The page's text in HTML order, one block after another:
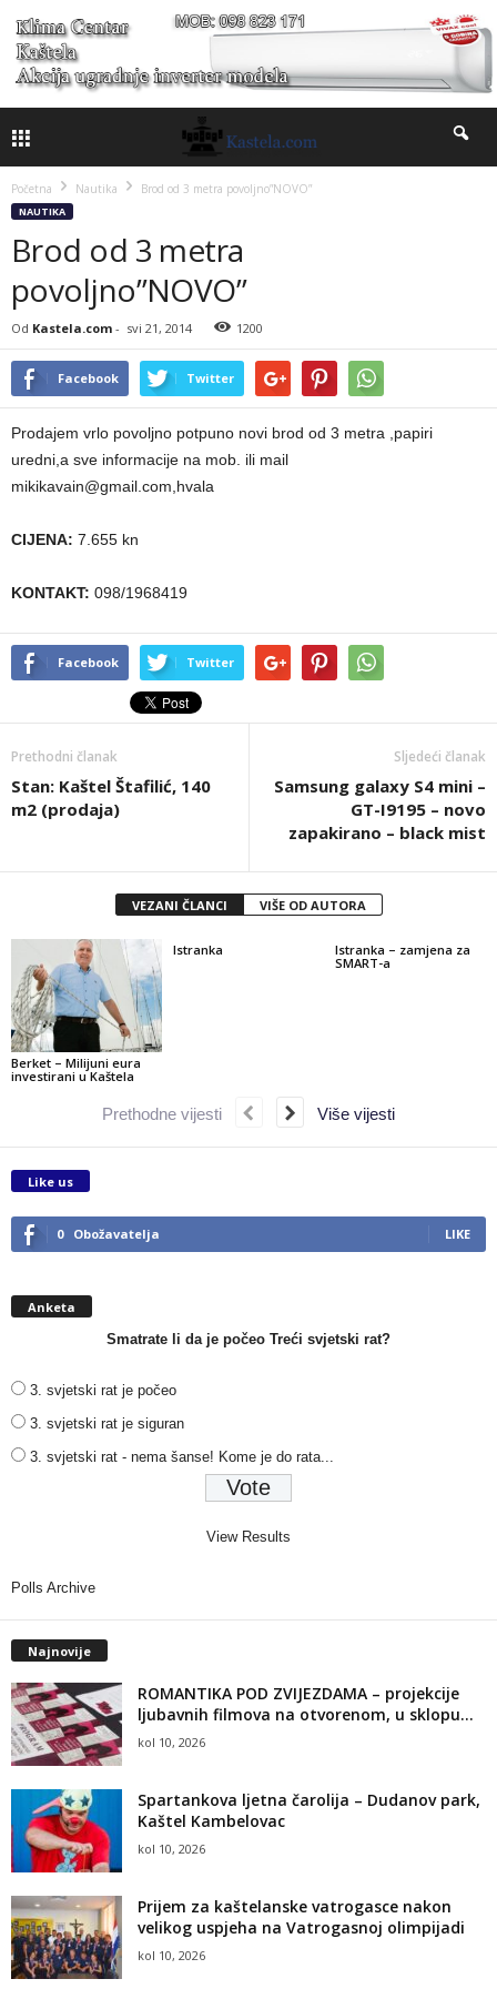
Početna Nautika Brod od 3 metra povoljno”NOVO”
NAUTIKA
Brod od 3 metra
povoljno”NOVO”
Od Kastela.com - svi 21, 2014 1200
Facebook Twitter
Prodajem vrlo povoljno potpuno novi brod od 3 metra ,papiri
uredni,a sve informacije na mob. ili mail
mikikavain@gmail.com,hvala
CIJENA: 7.655 kn
KONTAKT: 098/1968419
Facebook Twitter
Prethodni članak
Stan: Kaštel Štafilić, 140
m2 (prodaja)
Sljedeći članak
Samsung galaxy S4 mini –
GT-I9195 – novo
zapakirano – black mist
VEZANI ČLANCI VIŠE OD AUTORA
Berket – Milijuni eura
investirani u Kaštela
Istranka
Istranka – zamjena za
SMART-a
Prethodne vijesti Više vijesti
Like us
0 Obožavatelja LIKE
Anketa
Smatrate li da je počeo Treći svjetski rat?
3. svjetski rat je počeo
3. svjetski rat je siguran
3. svjetski rat - nema šanse! Kome je do rata...
View Results
Polls Archive
Najnovije
ROMANTIKA POD ZVIJEZDAMA – projekcije
ljubavnih filmova na otvorenom, u sklopu...
kol 10, 2026
Spartankova ljetna čarolija – Dudanov park,
Kaštel Kambelovac
kol 10, 2026
Prijem za kaštelanske vatrogasce nakon
velikog uspjeha na Vatrogasnoj olimpijadi
kol 10, 2026